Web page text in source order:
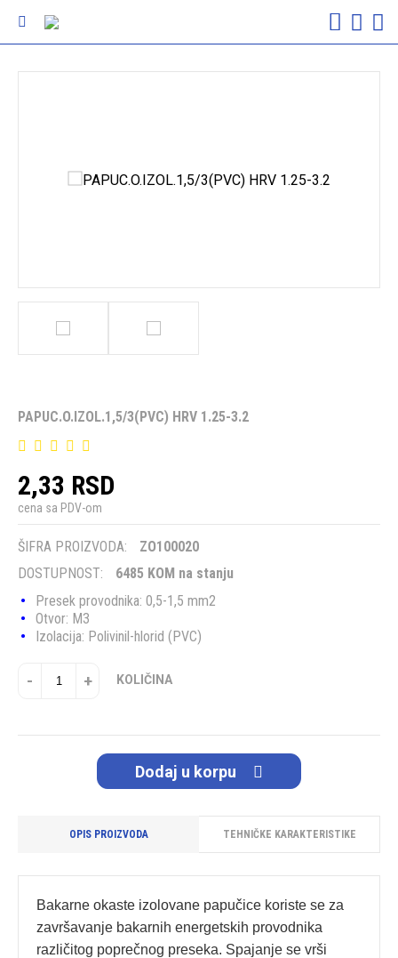
PAPUC.O.IZOL.1,5/3(PVC) HRV 1.25-3.2
2,33 RSD
cena sa PDV-om
ŠIFRA PROIZVODA:
ZO100020
DOSTUPNOST:
6485 KOM na stanju
Presek provodnika: 0,5-1,5 mm2
Otvor: M3
Izolacija: Polivinil-hlorid (PVC)
- + KOLIČINA
Dodaj u korpu
OPIS PROIZVODA TEHNIČKE KARAKTERISTIKE
Bakarne okaste izolovane papučice koriste se za
završavanje bakarnih energetskih provodnika
različitog poprečnog preseka. Spajanje se vrši